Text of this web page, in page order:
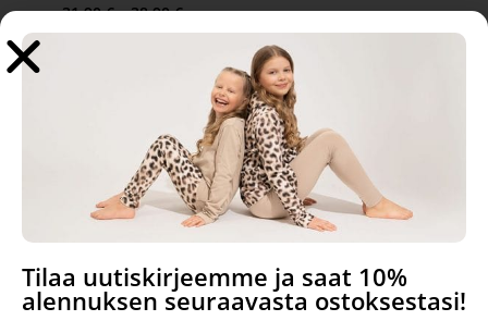
31,90€ – 38,90€
Tilaa uutiskirjeemme ja saat 10%
alennuksen seuraavasta ostoksestasi!